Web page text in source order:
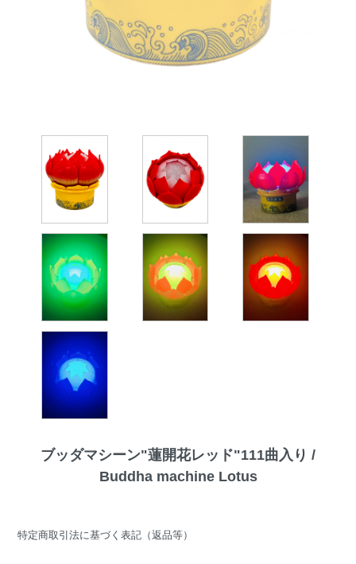
ブッダマシーン"蓮開花レッド"111曲入り /
Buddha machine Lotus
特定商取引法に基づく表記（返品等）